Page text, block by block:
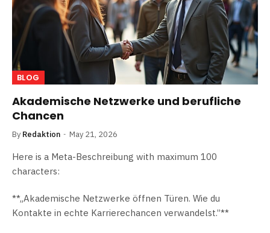
BLOG
Akademische Netzwerke und berufliche
Chancen
By Redaktion May 21, 2026
Here is a Meta-Beschreibung with maximum 100
characters:
**„Akademische Netzwerke öffnen Türen. Wie du
Kontakte in echte Karrierechancen verwandelst.”**